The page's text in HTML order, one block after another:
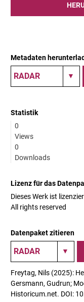
Metadaten
Statistik
0
Views
0
Downloads
Lizenz für das
Dieses Werk ist
All rights reserved
Datenpaket zitieren
Freytag, Nils (2025):
Gersmann, Gudrun;
Historicum.net. DOI: